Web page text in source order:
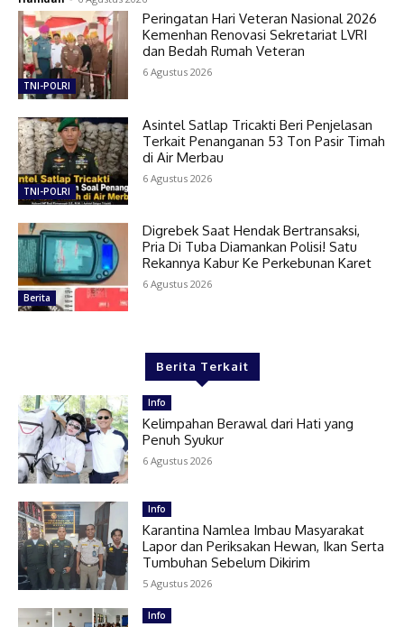
TNI-POLRI
Peringatan Hari Veteran Nasional 2026
Kemenhan Renovasi Sekretariat LVRI
dan Bedah Rumah Veteran
6 Agustus 2026
TNI-POLRI
Asintel Satlap Tricakti Beri Penjelasan
Terkait Penanganan 53 Ton Pasir Timah
di Air Merbau
6 Agustus 2026
Berita
Digrebek Saat Hendak Bertransaksi,
Pria Di Tuba Diamankan Polisi! Satu
Rekannya Kabur Ke Perkebunan Karet
6 Agustus 2026
Berita Terkait
Info
Kelimpahan Berawal dari Hati yang
Penuh Syukur
6 Agustus 2026
Info
Karantina Namlea Imbau Masyarakat
Lapor dan Periksakan Hewan, Ikan Serta
Tumbuhan Sebelum Dikirim
5 Agustus 2026
Info